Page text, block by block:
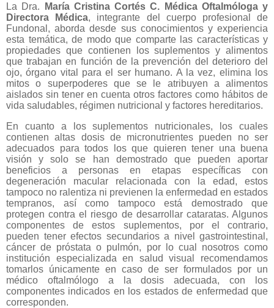
La Dra. María Cristina Cortés C. Médica Oftalmóloga y
Directora Médica, integrante del cuerpo profesional de
Fundonal, aborda desde sus conocimientos y experiencia
esta temática, de modo que comparte las características y
propiedades que contienen los suplementos y alimentos
que trabajan en función de la prevención del deterioro del
ojo, órgano vital para el ser humano. A la vez, elimina los
mitos o superpoderes que se le atribuyen a alimentos
aislados sin tener en cuenta otros factores como hábitos de
vida saludables, régimen nutricional y factores hereditarios.
En cuanto a los suplementos nutricionales, los cuales
contienen altas dosis de micronutrientes pueden no ser
adecuados para todos los que quieren tener una buena
visión y solo se han demostrado que pueden aportar
beneficios a personas en etapas específicas con
degeneración macular relacionada con la edad, estos
tampoco no ralentiza ni previenen la enfermedad en estados
tempranos, así como tampoco está demostrado que
protegen contra el riesgo de desarrollar cataratas. Algunos
componentes de estos suplementos, por el contrario,
pueden tener efectos secundarios a nivel gastrointestinal,
cáncer de próstata o pulmón, por lo cual nosotros como
institución especializada en salud visual recomendamos
tomarlos únicamente en caso de ser formulados por un
médico oftalmólogo a la dosis adecuada, con los
componentes indicados en los estados de enfermedad que
corresponden.